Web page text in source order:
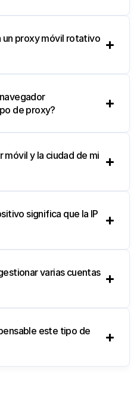
un proxy móvil rotativo
de proxy?
móvil y la ciudad de mi
significa que la IP
varias cuentas
este tipo de